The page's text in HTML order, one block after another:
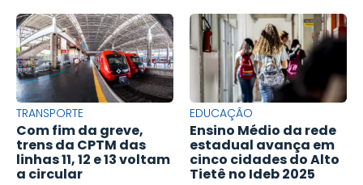
TRANSPORTE
Com fim da greve,
trens da CPTM das
linhas 11, 12 e 13 voltam
a circular
EDUCAÇÃO
Ensino Médio da rede
estadual avança em
cinco cidades do Alto
Tietê no Ideb 2025